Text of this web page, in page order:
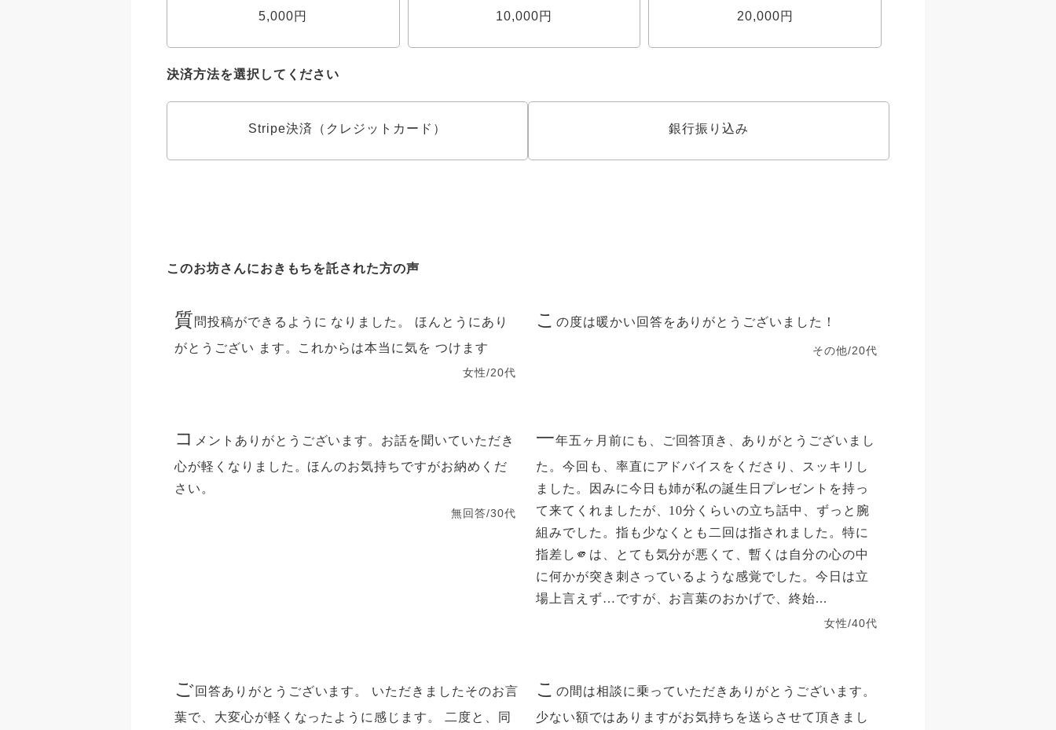
5,000円 10,000円 20,000円
決済方法を選択してください
Stripe決済（クレジットカード） 銀行振り込み
このお坊さんにおきもちを託された方の声
質 問投稿ができるように なりました。 ほんとうにあり
がとうござい ます。これからは本当に気を つけます
女性/20代
こ の度は暖かい回答をありがとうございました！
その他/20代
コ メントありがとうございます。お話を聞いていただき
心が軽くなりました。ほんのお気持ちですがお納めくだ
さい。
無回答/30代
一年五ヶ月前にも、ご回答頂き、ありがとうございまし
た。今回も、率直にアドバイスをくださり、スッキリし
ました。因みに今日も姉が私の誕生日プレゼントを持っ
て来てくれましたが、10分くらいの立ち話中、ずっと腕
組みでした。指も少なくとも二回は指されました。特に
指差し🫵は、とても気分が悪くて、暫くは自分の心の中
に何かが突き刺さっているような感覚でした。今日は立
場上言えず…ですが、お言葉のおかげで、終始...
女性/40代
ご回答ありがとうございます。 いただきましたそのお言
葉で、大変心が軽くなったように感じます。 二度と、同
こ の間は相談に乗っていただきありがとうございます。
少ない額ではありますがお気持ちを送らさせて頂きまし